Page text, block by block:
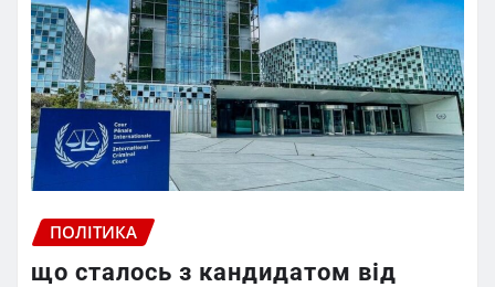
ПОЛІТИКА
що сталось з кандидатом від